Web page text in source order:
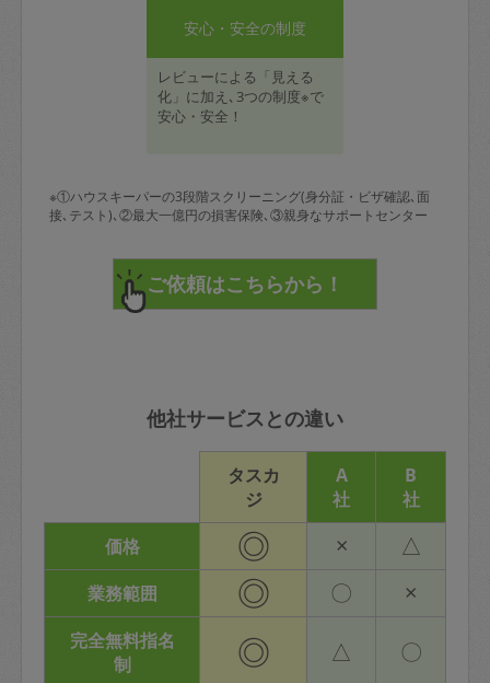
安心・安全の制度
レビューによる「見える
化」に加え､3つの制度※で
安心・安全！
※①ハウスキーパーの3段階スクリーニング(身分証・ビザ確認､面
接､テスト)､②最大一億円の損害保険､③親身なサポートセンター
他社サービスとの違い
タスカ
ジ
A
社
B
社
価格
◎ × △
業務範囲 ◎ 〇 ×
完全無料指名
制
◎ △ 〇